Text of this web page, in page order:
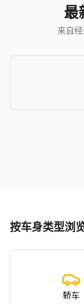
来自
按车身类型浏
轿车